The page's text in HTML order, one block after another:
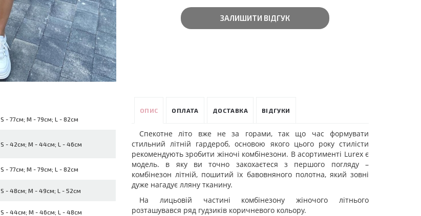
ЗАЛИШИТИ ВІДГУК
S - 77см; M - 79см; L - 82см
S - 42см; M - 44см; L - 46см
S - 77см; M - 79см; L - 82см
S - 48см; M - 49см; L - 52см
S - 44см; M - 46см; L - 48см
ОПИС ОПЛАТА ДОСТАВКА ВІДГУКИ
Спекотне літо вже не за горами, так що час формувати
стильний літній гардероб, основою якого цього року стилісти
рекомендують зробити жіночі комбінезони. В асортименті Lurex є
модель. в яку ви точно закохаєтеся з першого погляду –
комбінезон літній, пошитий їх бавовняного полотна, який зовні
дуже нагадує лляну тканину.
На лицьовій частині комбінезону жіночого літнього
розташувався ряд гудзиків коричневого кольору.